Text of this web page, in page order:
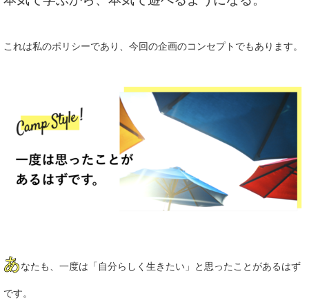
これは私のポリシーであり、今回の企画のコンセプトでもあります。
あなたも、一度は「自分らしく生きたい」と思ったことがあるはず
です。